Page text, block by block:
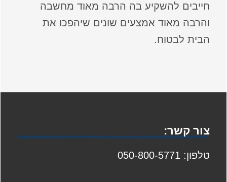
חייבים להשקיע בה הרבה מאוד מחשבה
והרבה מאוד אמצעים שונים שיהפכו את
הבית לבטוח.
צור קשר:
טלפון: 050-800-5771